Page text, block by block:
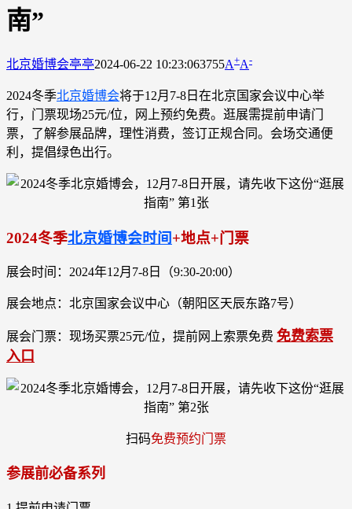
南”
北京婚博会亭亭2024-06-22 10:23:063755A+A-
2024冬季北京婚博会将于12月7-8日在北京国家会议中心举
行，门票现场25元/位，网上预约免费。逛展需提前申请门
票，了解参展品牌，理性消费，签订正规合同。会场交通便
利，提倡绿色出行。
2024冬季北京婚博会时间+地点+门票
展会时间：2024年12月7-8日（9:30-20:00）
展会地点：北京国家会议中心（朝阳区天辰东路7号）
展会门票：现场买票25元/位，提前网上索票免费 免费索票
入口
扫码免费预约门票
参展前必备系列